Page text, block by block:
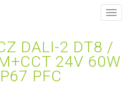
Toggle
DALI-2 DT8 /
24V 60W
PFC